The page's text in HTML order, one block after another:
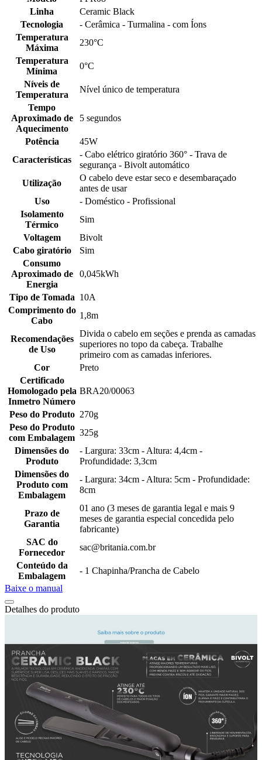
Linha
Ceramic Black
Tecnologia
- Cerâmica - Turmalina - com Íons
Temperatura
Máxima
230°C
Temperatura
Mínima
0°C
Níveis de
Temperatura
Nível único de temperatura
Tempo
Aproximado de
Aquecimento
5 segundos
Potência
45W
Características
- Cabo elétrico giratório 360° - Trava de
segurança - Bivolt automático
Utilização
O cabelo deve estar seco e desembaraçado
antes de usar
Uso
- Doméstico - Profissional
Isolamento
Térmico
Sim
Voltagem
Bivolt
Cabo giratório
Sim
Consumo
Aproximado de
Energia
0,045kWh
Tipo de Tomada 10A
Comprimento do
Cabo
1,8m
Recomendações
de Uso
Divida o cabelo em seções e prenda as camadas
superiores no topo da cabeça. Trabalhe
primeiro com as camadas inferiores.
Cor
Preto
Certificado
Homologado pela
Inmetro Número
BRA20/00063
Peso do Produto 270g
Peso do Produto
com Embalagem
325g
Dimensões do
Produto
- Largura: 33cm - Altura: 4,4cm -
Profundidade: 3,3cm
Dimensões do
Produto com
Embalagem
- Largura: 34cm - Altura: 5cm - Profundidade:
8cm
Prazo de
Garantia
01 ano (3 meses de garantia legal e mais 9
meses de garantia especial concedida pelo
fabricante)
SAC do
Fornecedor
sac@britania.com.br
Conteúdo da
Embalagem
- 1 Chapinha/Prancha de Cabelo
Baixe o manual
Detalhes do produto